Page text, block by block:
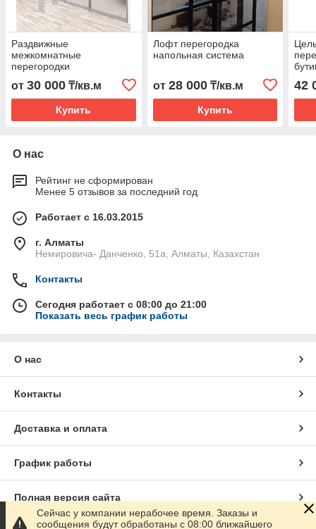
Раздвижные
межкомнатные
перегородки
от 30 000 ₸/кв.м
Купить
Лофт перегородка
напольная система
от 28 000₸/кв.м
Купить
42
О нас
Рейтинг не сформирован
Менее 5 отзывов за последний год
Работает с 16.03.2015
г. Алматы
Немировича- Данченко, 51а, Алматы, Казахстан
Контакты
Сегодня работает с 08:00 до 21:00
Показать весь график работы
О нас
Контакты
Доставка и оплата
График работы
Полная версия сайта
Сейчас у компании нерабочее время. Заказы и
сообщения будут обработаны с 08:00 ближайшего